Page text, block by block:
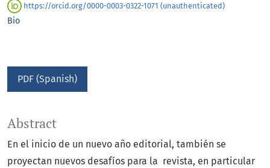
https://orcid.org/0000-0003-0322-1071 (unauthenticated)
Bio
PDF (Spanish)
Abstract
En el inicio de un nuevo año editorial, también se
proyectan nuevos desafíos para la revista, en particular